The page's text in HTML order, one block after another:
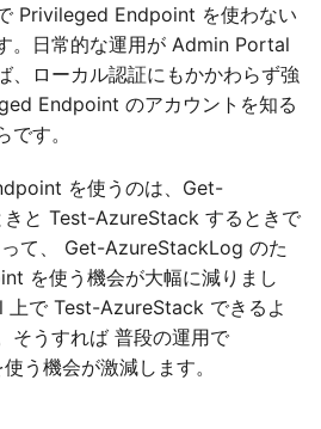
Privileged Endpoint を使わない
。日常的な運用が Admin Portal
、ローカル認証にもかかわらず強
Endpoint のアカウントを知る
す。
を使うのは、Get-
と Test-AzureStack するときで
て、 Get-AzureStackLog のた
を使う機会が大幅に減りまし
で Test-AzureStack できるよ
そうすれば 普段の運用で
う機会が激減します。